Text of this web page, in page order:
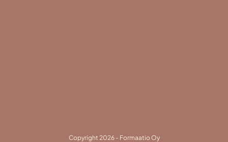
Copyright 2026 - Formaatio Oy